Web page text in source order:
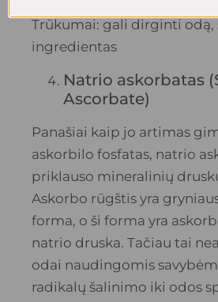
Trūkumai: gali dirginti odą,
ingredientas
Natrio askorbatas
Ascorbate)
Panašiai kaip jo artimas
askorbilo fosfatas, natrio
priklauso mineralinių
Askorbo rūgštis yra
forma, o ši forma yra
natrio druska. Tačiau tai
odai naudingomis
radikalų šalinimo iki odos